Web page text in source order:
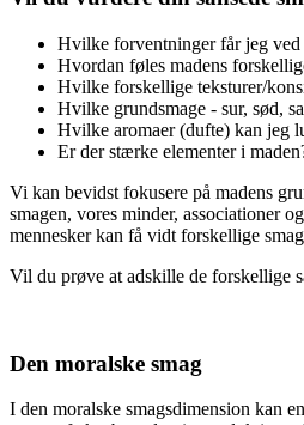
Hvilke forventninger får jeg ved
Hvordan føles madens
Hvilke forskellige teksturer/
Hvilke grundsmage - sur, sød,
Hvilke aromaer (dufte) kan jeg
Er der stærke elementer i
Vi kan bevidst fokusere på madens
smagen, vores minder, associationer
mennesker kan få vidt forskellige
Vil du prøve at adskille de forskellige
Den moralske smag
I den moralske smagsdimension kan